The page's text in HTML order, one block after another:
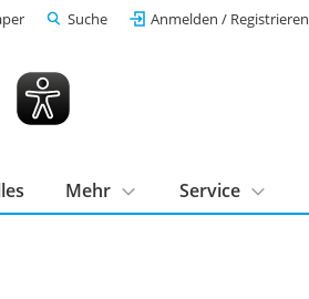
Suche Anmelden / Registrieren
Mehr Service